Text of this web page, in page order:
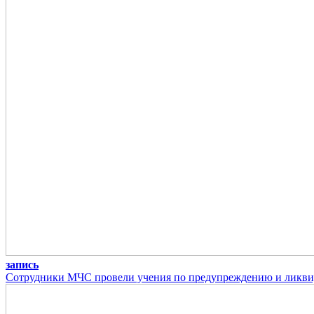
запись
Сотрудники МЧС провели учения по предупреждению и